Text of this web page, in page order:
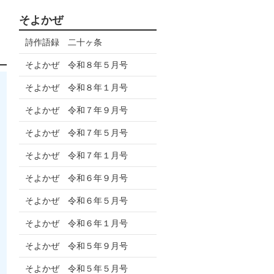
そよかぜ
詩作語録 二十ヶ条
そよかぜ 令和８年５月号
そよかぜ 令和８年１月号
そよかぜ 令和７年９月号
そよかぜ 令和７年５月号
そよかぜ 令和７年１月号
そよかぜ 令和６年９月号
そよかぜ 令和６年５月号
そよかぜ 令和６年１月号
そよかぜ 令和５年９月号
そよかぜ 令和５年５月号